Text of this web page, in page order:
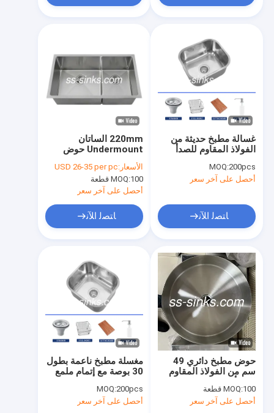
منتجات
أشرطة فيديو
معلومات عنا
جولة في المعمل
مراقبة الجودة
اتصل بنا
220mm الساتان
Undermount حوض
مطبخ الفولاذ المقاوم
للصدأ 18 مقياس
الأسعار:USD 26-35 per pc
MOQ:100 قطعة
أحصل على آخر سعر
ﺎﺘﺼﻟ ﺍﻶﻧ
غسالة مطبخ حديثة من
الفولاذ المقاوم للصدأ
سهلة التنظيف
MOQ:200pcs
أحصل على آخر سعر
ﺎﺘﺼﻟ ﺍﻶﻧ
مغسلة مطبخ ناعمة بطول
30 بوصة مع إتمام ملمع
MOQ:200pcs
أحصل على آخر سعر
حوض مطبخ دائري 49
سم من الفولاذ المقاوم
مصقول
MOQ:100 قطعة
أحصل على آخر سعر